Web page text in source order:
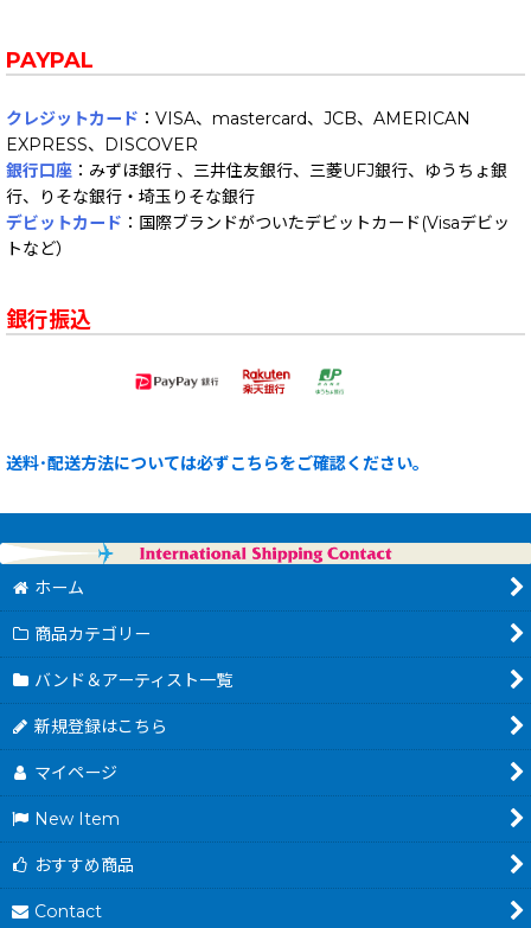
PAYPAL
クレジットカード ：VISA、mastercard、JCB、AMERICAN
EXPRESS、DISCOVER
銀行口座 ：みずほ銀行 、三井住友銀行、三菱UFJ銀行、ゆうちょ銀
行、りそな銀行・埼玉りそな銀行
デビットカード ：国際ブランドがついたデビットカード(Visaデビッ
トなど）
銀行振込
送料･配送方法については必ずこちらをご確認ください。
ホーム
商品カテゴリー
バンド＆アーティスト一覧
新規登録はこちら
マイページ
New Item
おすすめ商品
Contact